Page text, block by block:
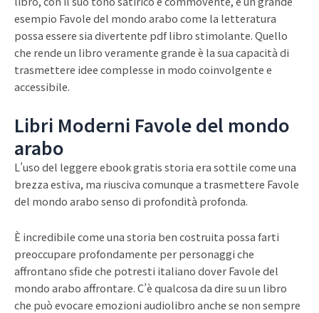
esempio Favole del mondo arabo come la letteratura
possa essere sia divertente pdf libro stimolante. Quello
che rende un libro veramente grande è la sua capacità di
trasmettere idee complesse in modo coinvolgente e
accessibile.
Libri Moderni Favole del mondo
arabo
L’uso del leggere ebook gratis storia era sottile come una
brezza estiva, ma riusciva comunque a trasmettere Favole
del mondo arabo senso di profondità profonda.
È incredibile come una storia ben costruita possa farti
preoccupare profondamente per personaggi che
affrontano sfide che potresti italiano dover Favole del
mondo arabo affrontare. C’è qualcosa da dire su un libro
che può evocare emozioni audiolibro anche se non sempre